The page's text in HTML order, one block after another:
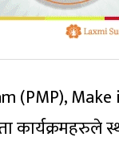
(PMP),
कार्यक्रमहरुले